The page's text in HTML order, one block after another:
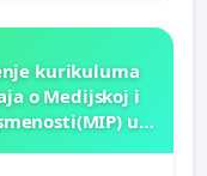
kurikuluma
o Medijskoj i
u